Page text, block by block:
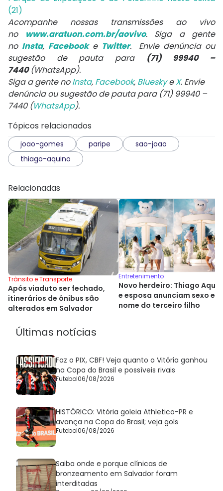
(21)
Acompanhe nossas transmissões ao vivo
no
www.aratuon.com.br/aovivo. Siga a gente
no Insta, Facebooke Twitter. Envie denúncia ou
sugestão de pauta para
(71) 99940 –
7440(WhatsApp).
Siga a gente noInsta, Facebook, BlueskyeX. Envie
denúncia ou sugestão de pauta para (71) 99940 –
7440 (WhatsApp).
Tópicos relacionados
joao-gomes paripe
sao-joao
thiago-aquino
Relacionadas
Trânsito e Transporte
Após viaduto ser fechado,
itinerários de ônibus são
alterados em Salvador
Entretenimento
Novo herdeiro: Thiago
e esposa anunciam sexo e
nome do terceiro filho
Últimas notícias
Faz o PIX, CBF! Veja quanto o Vitória ganhou
na Copa do Brasil e possíveis rivais
Futebol06/08/2026
HISTÓRICO: Vitória goleia Athletico-PR e
avança na Copa do Brasil; veja gols
Futebol06/08/2026
Saiba onde e porque clínicas de
bronzeamento em Salvador foram
interditadas